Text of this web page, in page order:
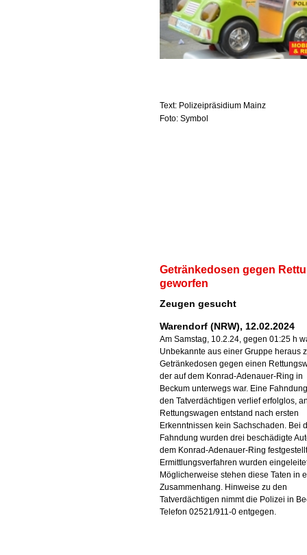
Text: Polizeipräsidium Mainz
Foto: Symbol
Getränkedosen gegen
geworfen
Zeugen gesucht
Warendorf (NRW), 12.02.2024
Am Samstag, 10.2.24, gegen 01:25 h
Unbekannte aus einer Gruppe heraus
Getränkedosen gegen einen
der auf dem Konrad-Adenauer-Ring in
Beckum unterwegs war. Eine
den Tatverdächtigen verlief erfolglos,
Rettungswagen entstand nach ersten
Erkenntnissen kein Sachschaden. Bei
Fahndung wurden drei beschädigte
dem Konrad-Adenauer-Ring
Ermittlungsverfahren wurden
Möglicherweise stehen diese Taten in
Zusammenhang. Hinweise zu den
Tatverdächtigen nimmt die Polizei in
Telefon 02521/911-0 entgegen.